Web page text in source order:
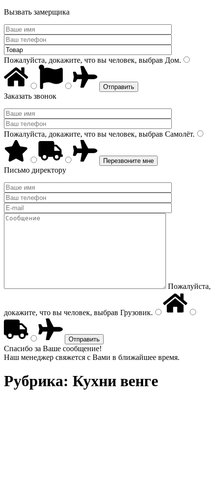
Вызвать замерщика
Пожалуйста, докажите, что вы человек, выбрав Дом.
Заказать звонок
Пожалуйста, докажите, что вы человек, выбрав Самолёт.
Письмо директору
Пожалуйста,
докажите, что вы человек, выбрав Грузовик.
Спасибо за Ваше сообщение!
Наш менеджер свяжется с Вами в ближайшее время.
Рубрика: Кухни венге